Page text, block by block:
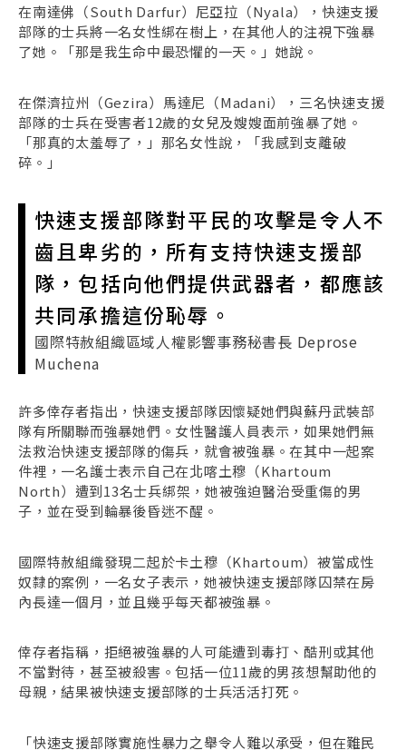
在南達佛（South Darfur）尼亞拉（Nyala），快速支援
部隊的士兵將一名女性綁在樹上，在其他人的注視下強暴
了她。「那是我生命中最恐懼的一天。」她說。
在傑濟拉州（Gezira）馬達尼（Madani），三名快速支援
部隊的士兵在受害者12歲的女兒及嫂嫂面前強暴了她。
「那真的太羞辱了，」那名女性說，「我感到支離破
碎。」
快速支援部隊對平民的攻擊是令人不
齒且卑劣的，所有支持快速支援部
隊，包括向他們提供武器者，都應該
共同承擔這份恥辱。
國際特赦組織區域人權影響事務秘書長 Deprose
Muchena
許多倖存者指出，快速支援部隊因懷疑她們與蘇丹武裝部
隊有所關聯而強暴她們。女性醫護人員表示，如果她們無
法救治快速支援部隊的傷兵，就會被強暴。在其中一起案
件裡，一名護士表示自己在北喀土穆（Khartoum
North）遭到13名士兵綁架，她被強迫醫治受重傷的男
子，並在受到輪暴後昏迷不醒。
國際特赦組織發現二起於卡土穆（Khartoum）被當成性
奴隸的案例，一名女子表示，她被快速支援部隊囚禁在房
內長達一個月，並且幾乎每天都被強暴。
倖存者指稱，拒絕被強暴的人可能遭到毒打、酷刑或其他
不當對待，甚至被殺害。包括一位11歲的男孩想幫助他的
母親，結果被快速支援部隊的士兵活活打死。
「快速支援部隊實施性暴力之舉令人難以承受，但在難民